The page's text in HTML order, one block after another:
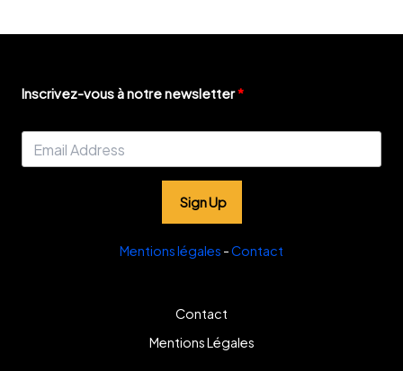
Inscrivez-vous à notre newsletter
Sign Up
Mentions légales -Contact
Contact
Mentions Légales